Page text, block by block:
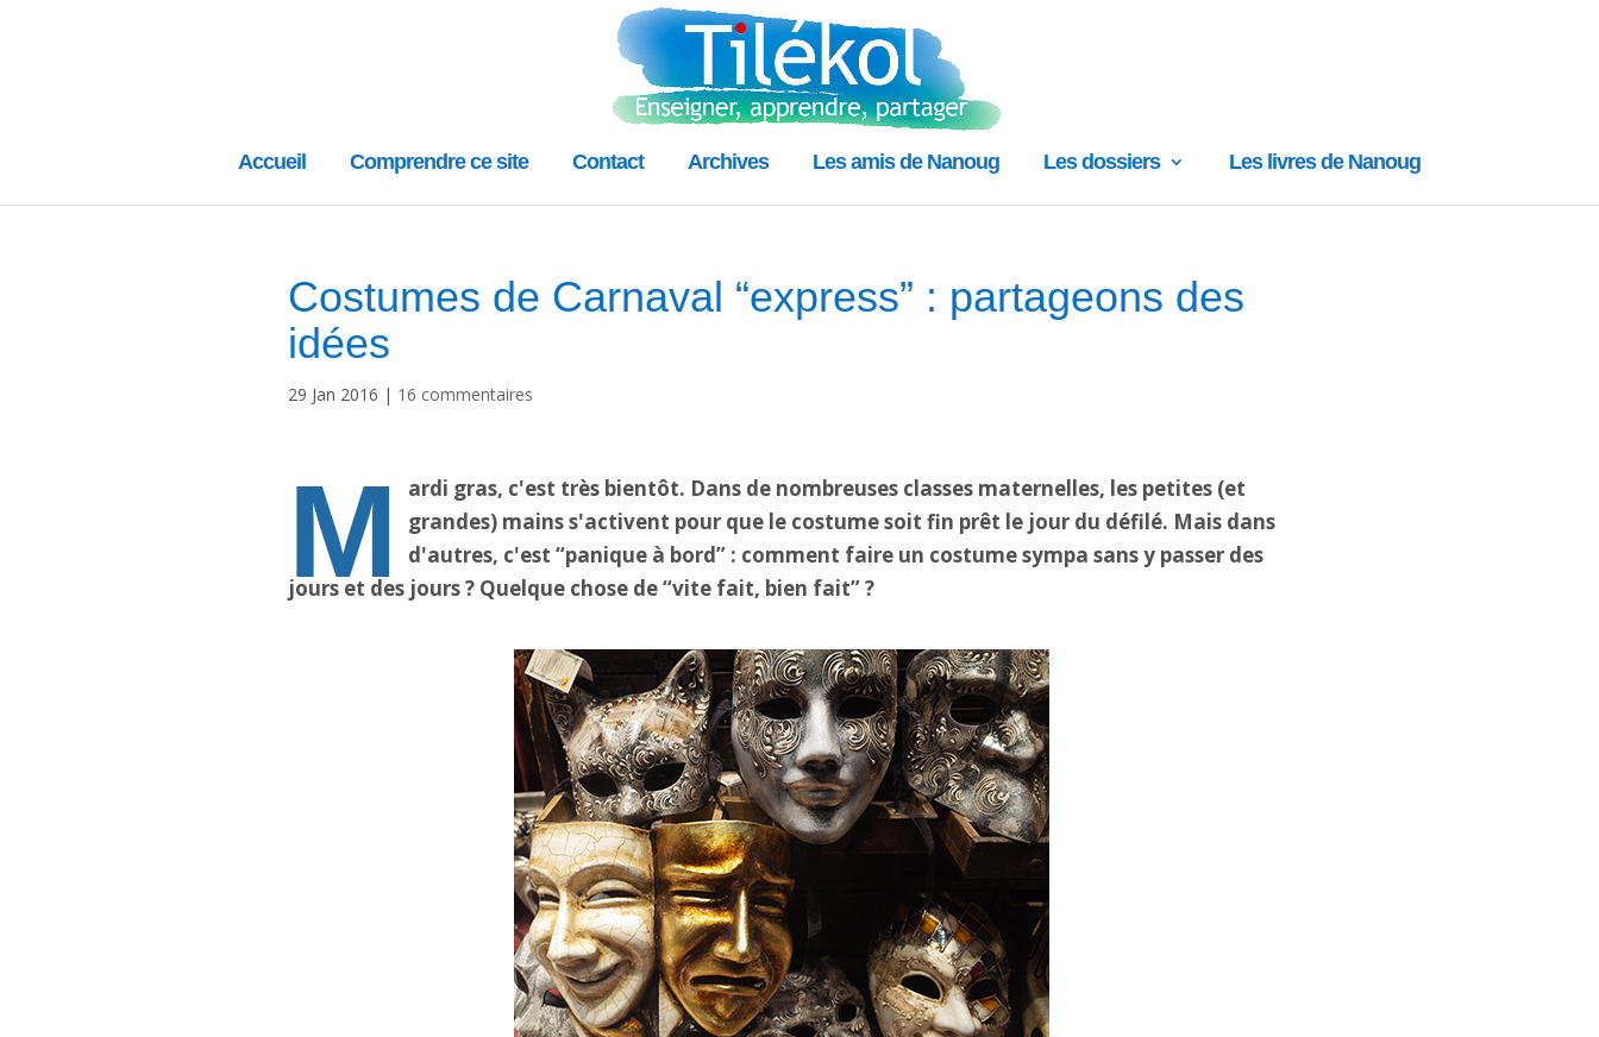
Accueil Comprendre ce site Contact Archives Les amis de Nanoug Les dossiers Les livres de Nanoug
Costumes de Carnaval “express” : partageons des
idées
29 Jan 2016 | 16 commentaires
M
ardi gras, c'est très bientôt. Dans de nombreuses classes maternelles, les petites (et
grandes) mains s'activent pour que le costume soit fin prêt le jour du défilé. Mais dans
d'autres, c'est “panique à bord” : comment faire un costume sympa sans y passer des
jours et des jours ? Quelque chose de “vite fait, bien fait” ?